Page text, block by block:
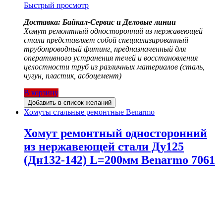
Быстрый просмотр
Доставка: Байкал-Сервис и Деловые линии
Хомут ремонтный односторонний из нержавеющей
стали представляет собой специализированный
трубопроводный фитинг, предназначенный для
оперативного устранения течей и восстановления
целостности труб из различных материалов (сталь,
чугун, пластик, асбоцемент)
В корзину
Добавить в список желаний
Хомуты стальные ремонтные Benarmo
Хомут ремонтный односторонний
из нержавеющей стали Ду125
(Дн132-142) L=200мм Benarmo 7061